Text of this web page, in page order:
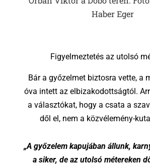
Haber Eger
Figyelmeztetés az utolsó
Bár a győzelmet biztosra vette, a
óva intett az elbizakodottságtól.
a választókat, hogy a csata a
dől el, nem a közvélemény-
„A győzelem kapujában állunk,
a siker, de az utolsó métereken